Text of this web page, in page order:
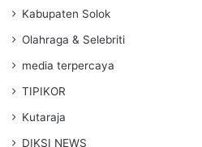
Kabupaten Solok
Olahraga & Selebriti
media terpercaya
TIPIKOR
Kutaraja
DIKSI NEWS